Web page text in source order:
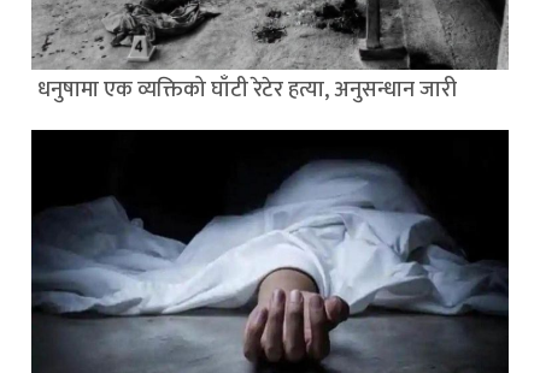
धनुषामा एक व्यक्तिको घाँटी रेटेर हत्या, अनुसन्धान जारी